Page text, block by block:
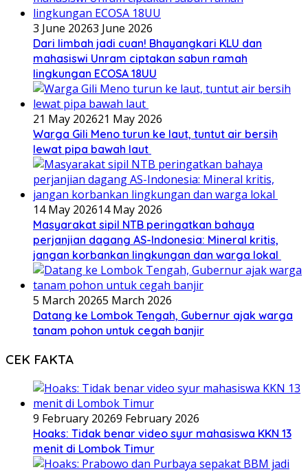
3 June 20263 June 2026
Dari limbah jadi cuan! Bhayangkari KLU dan
mahasiswi Unram ciptakan sabun ramah
lingkungan ECOSA 18UU
21 May 202621 May 2026
Warga Gili Meno turun ke laut, tuntut air bersih
lewat pipa bawah laut
14 May 202614 May 2026
Masyarakat sipil NTB peringatkan bahaya
perjanjian dagang AS-Indonesia: Mineral kritis,
jangan korbankan lingkungan dan warga lokal
5 March 20265 March 2026
Datang ke Lombok Tengah, Gubernur ajak warga
tanam pohon untuk cegah banjir
CEK FAKTA
9 February 20269 February 2026
Hoaks: Tidak benar video syur mahasiswa KKN 13
menit di Lombok Timur